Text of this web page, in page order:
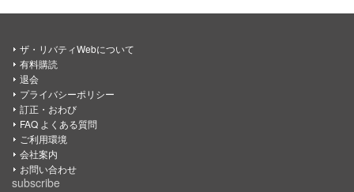
ザ・リバティWebについて
有料購読
退会
プライバシーポリシー
訂正・おわび
FAQ よくある質問
ご利用環境
会社案内
お問い合わせ
subscribe